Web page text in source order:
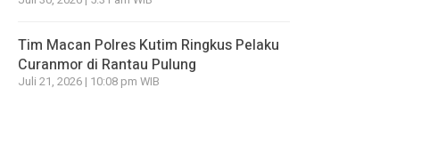
Tim Macan Polres Kutim Ringkus Pelaku
Curanmor di Rantau Pulung
Juli 21, 2026 | 10:08 pm WIB